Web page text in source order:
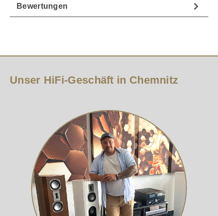
Bewertungen
Unser HiFi-Geschäft in Chemnitz